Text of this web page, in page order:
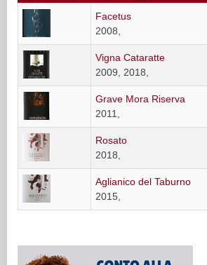
Facetus
2008,
Vigna Cataratte
2009, 2018,
Grave Mora Riserva
2011,
Rosato
2018,
Aglianico del Taburno
2015,